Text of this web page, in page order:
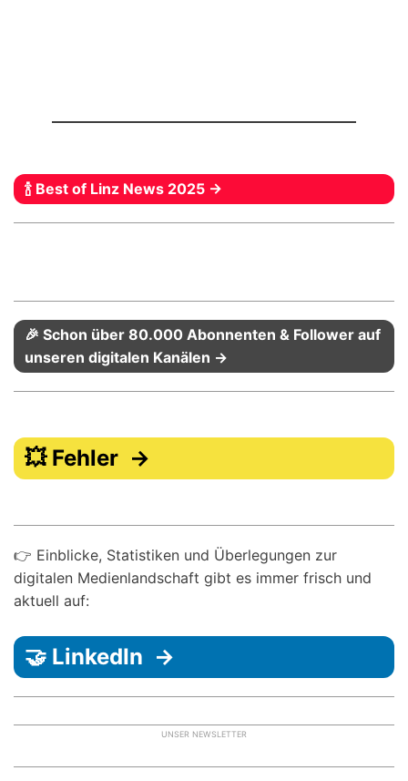
🍾 Best of Linz News 2025 →
🎉 Schon über 80.000 Abonnenten & Follower auf
unseren digitalen Kanälen →
💥 Fehler →
👉 Einblicke, Statistiken und Überlegungen zur
digitalen Medienlandschaft gibt es immer frisch und
aktuell auf:
🤝 LinkedIn →
UNSER NEWSLETTER